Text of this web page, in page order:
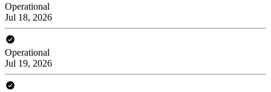
Operational
Jul 18, 2026
Operational
Jul 19, 2026